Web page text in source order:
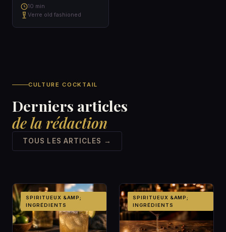
10 min
Verre old fashioned
CULTURE COCKTAIL
Derniers articles
de la rédaction
TOUS LES ARTICLES →
SPIRITUEUX &AMP;
INGRÉDIENTS
SPIRITUEUX &AMP;
INGRÉDIENTS